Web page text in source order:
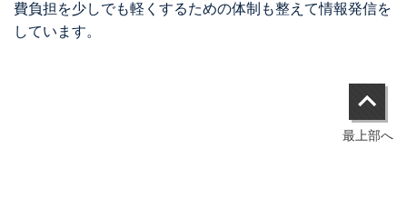
費負担を少しでも軽くするための体制も整えて情報発信を
しています。
最上部へ